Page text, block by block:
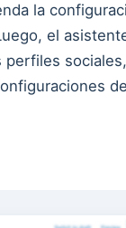
la
el
perfiles